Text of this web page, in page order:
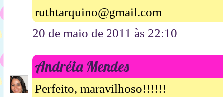
ruthtarquino@gmail.com
20 de maio de 2011 às 22:10
Andréia Mendes
Perfeito, maravilhoso!!!!!!